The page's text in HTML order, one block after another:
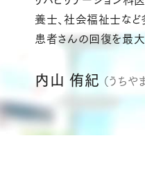
養士、社会福祉士な
患者さんの回復を最大
内山 侑紀 （うちや